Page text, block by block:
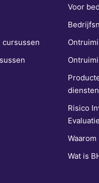
cursussen
Voor
diensten
Risico
Evaluatie
Waarom
Wat is